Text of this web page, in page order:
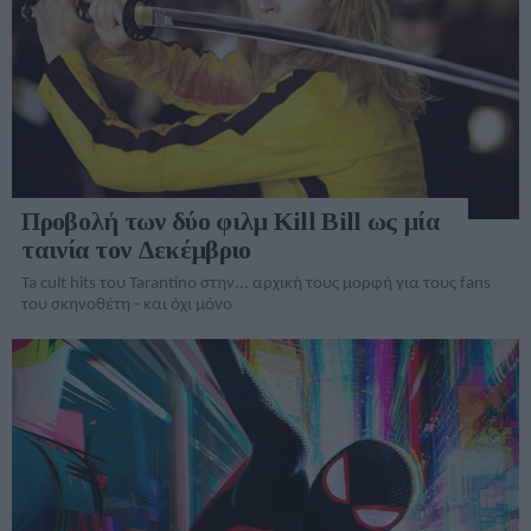
Προβολή των δύο φιλμ Kill Bill ως μία
ταινία τον Δεκέμβριο
Ta cult hits του Tarantino στην... αρχική τους μορφή για τους fans
του σκηνοθέτη - και όχι μόνο